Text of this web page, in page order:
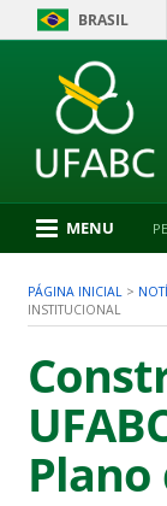
BRASIL
MENU
PÁGINA INICIAL >
INSTITUCIONAL